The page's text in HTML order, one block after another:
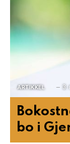
ARTIKKEL 3.
bo i